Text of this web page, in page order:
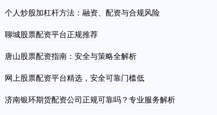
个人炒股加杠杆方法：融资、配资与合规风险
聊城股票配资平台正规推荐
唐山股票配资指南：安全与策略全解析
网上股票配资平台精选，安全可靠门槛低
济南银环期货配资公司正规可靠吗？专业服务解析